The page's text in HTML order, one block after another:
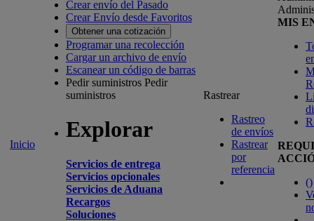
Inicio
Crear envío del Pasado
Crear Envío desde Favoritos
Obtener una cotización
Programar una recolección
Cargar un archivo de envío
Escanear un código de barras
Pedir suministros Pedir
suministros
Explorar
Servicios de entrega
Servicios opcionales
Servicios de Aduana
Recargos
Soluciones
Rastrear
Rastreo
de envíos
Rastrear
por
referencia
MIS
()